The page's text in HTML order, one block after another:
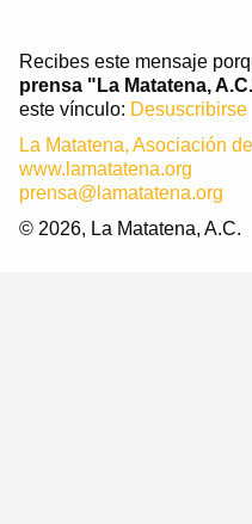
Recibes este mensaje
prensa "La Matatena,
este vínculo: Desuscribirse
La Matatena, Asociación
www.lamatatena.org
prensa@lamatatena.org
© 2026, La Matatena, A.C.